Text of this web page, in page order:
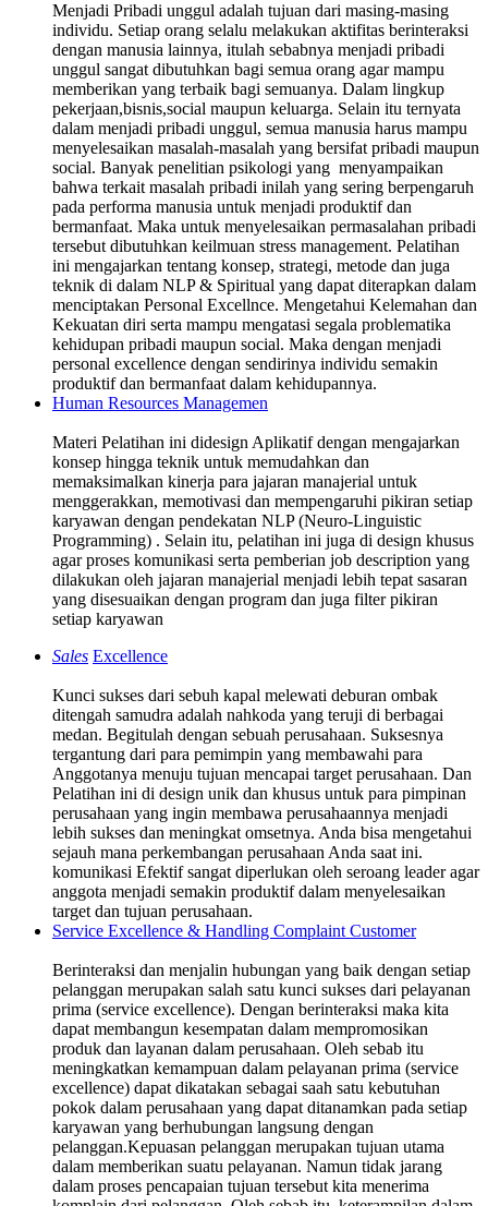
Menjadi Pribadi unggul adalah tujuan dari masing-masing
individu. Setiap orang selalu melakukan aktifitas berinteraksi
dengan manusia lainnya, itulah sebabnya menjadi pribadi
unggul sangat dibutuhkan bagi semua orang agar mampu
memberikan yang terbaik bagi semuanya. Dalam lingkup
pekerjaan,bisnis,social maupun keluarga. Selain itu ternyata
dalam menjadi pribadi unggul, semua manusia harus mampu
menyelesaikan masalah-masalah yang bersifat pribadi maupun
social. Banyak penelitian psikologi yang menyampaikan
bahwa terkait masalah pribadi inilah yang sering berpengaruh
pada performa manusia untuk menjadi produktif dan
bermanfaat. Maka untuk menyelesaikan permasalahan pribadi
tersebut dibutuhkan keilmuan stress management. Pelatihan
ini mengajarkan tentang konsep, strategi, metode dan juga
teknik di dalam NLP & Spiritual yang dapat diterapkan dalam
menciptakan Personal Excellnce. Mengetahui Kelemahan dan
Kekuatan diri serta mampu mengatasi segala problematika
kehidupan pribadi maupun social. Maka dengan menjadi
personal excellence dengan sendirinya individu semakin
produktif dan bermanfaat dalam kehidupannya.
Human Resources Managemen
Materi Pelatihan ini didesign Aplikatif dengan mengajarkan
konsep hingga teknik untuk memudahkan dan
memaksimalkan kinerja para jajaran manajerial untuk
menggerakkan, memotivasi dan mempengaruhi pikiran setiap
karyawan dengan pendekatan NLP (Neuro-Linguistic
Programming) . Selain itu, pelatihan ini juga di design khusus
agar proses komunikasi serta pemberian job description yang
dilakukan oleh jajaran manajerial menjadi lebih tepat sasaran
yang disesuaikan dengan program dan juga filter pikiran
setiap karyawan
Sales Excellence
Kunci sukses dari sebuh kapal melewati deburan ombak
ditengah samudra adalah nahkoda yang teruji di berbagai
medan. Begitulah dengan sebuah perusahaan. Suksesnya
tergantung dari para pemimpin yang membawahi para
Anggotanya menuju tujuan mencapai target perusahaan. Dan
Pelatihan ini di design unik dan khusus untuk para pimpinan
perusahaan yang ingin membawa perusahaannya menjadi
lebih sukses dan meningkat omsetnya. Anda bisa mengetahui
sejauh mana perkembangan perusahaan Anda saat ini.
komunikasi Efektif sangat diperlukan oleh seroang leader agar
anggota menjadi semakin produktif dalam menyelesaikan
target dan tujuan perusahaan.
Service Excellence & Handling Complaint Customer
Berinteraksi dan menjalin hubungan yang baik dengan setiap
pelanggan merupakan salah satu kunci sukses dari pelayanan
prima (service excellence). Dengan berinteraksi maka kita
dapat membangun kesempatan dalam mempromosikan
produk dan layanan dalam perusahaan. Oleh sebab itu
meningkatkan kemampuan dalam pelayanan prima (service
excellence) dapat dikatakan sebagai saah satu kebutuhan
pokok dalam perusahaan yang dapat ditanamkan pada setiap
karyawan yang berhubungan langsung dengan
pelanggan.Kepuasan pelanggan merupakan tujuan utama
dalam memberikan suatu pelayanan. Namun tidak jarang
dalam proses pencapaian tujuan tersebut kita menerima